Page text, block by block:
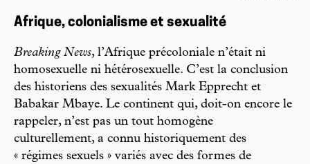
Afrique, colonialisme et sexualité
Breaking News, l’Afrique précoloniale n’était ni
homosexuelle ni hétérosexuelle. C’est la conclusion
des historiens des sexualités Mark Epprecht et
Babakar Mbaye. Le continent qui, doit-on encore le
rappeler, n’est pas un tout homogène
culturellement, a connu historiquement des
« régimes sexuels » variés avec des formes de